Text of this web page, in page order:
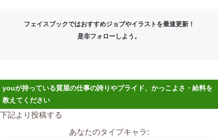
フェイスブックではおすすめジョブやイラストを最速更新！
是非フォローしよう。
youが持っている質屋の仕事の誇りやプライド、かっこよさ・給料を
教えてください
下記より投稿する
あなたのタイプキャラ: